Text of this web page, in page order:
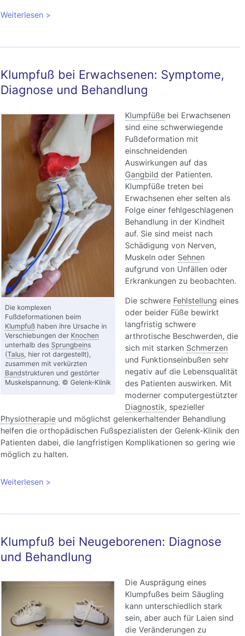
Weiterlesen über Knick-Senkfuß (Knick-Plattfuß) beim Erwachsenen
Klumpfuß bei Erwachsenen: Symptome,
Diagnose und Behandlung
Die komplexen
Fußdeformationen beim
Klumpfußhaben ihre Ursache in
Verschiebungen der Knochen
unterhalb des Sprungbeins
(Talus, hier rot dargestellt),
zusammen mit verkürzten
Bandstrukturen und gestörter
Muskelspannung. © Gelenk-Klinik
Klumpfüßebei Erwachsenen
sind eine schwerwiegende
Fußdeformation mit
einschneidenden
Auswirkungen auf das
Gangbild der Patienten.
Klumpfüße treten bei
Erwachsenen eher selten als
Folge einer fehlgeschlagenen
Behandlung in der Kindheit
auf. Sie sind meist nach
Schädigung von Nerven,
Muskeln oder Sehnen
aufgrund von Unfällen oder
Erkrankungen zu beobachten.
Die schwere Fehlstellung eines
oder beider Füße bewirkt
langfristig schwere
arthrotische Beschwerden, die
sich mit starken Schmerzen
und Funktionseinbußen sehr
negativ auf die Lebensqualität
des Patienten auswirken. Mit
moderner computergestützter
Diagnostik, spezieller
Physiotherapieund möglichst gelenkerhaltender Behandlung
helfen die orthopädischen Fußspezialisten der Gelenk-Klinik den
Patienten dabei, die langfristigen Komplikationen so gering wie
möglich zu halten.
Weiterlesen über Klumpfuß bei Erwachsenen: Symptome, Diagnose
Klumpfuß bei Neugeborenen: Diagnose
und Behandlung
Die Ausprägung eines
Klumpfußes beim Säugling
kann unterschiedlich stark
sein, aber auch für Laien sind
die Veränderungen zu